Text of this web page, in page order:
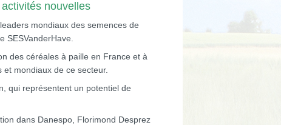
nouvelles
mondiaux des semences de
SESVanderHave.
des céréales à paille en France et à
mondiaux de ce secteur.
qui représentent un potentiel de
dans Danespo, Florimond Desprez